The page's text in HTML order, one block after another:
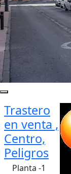
Trastero
en venta ,
Centro,
Peligros
Planta -1